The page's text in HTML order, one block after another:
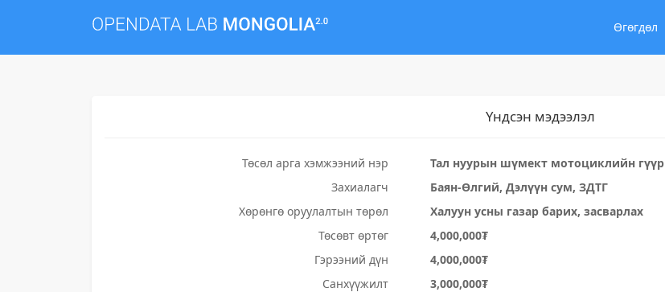
Өгөгдөл
Үндсэн мэдээлэл
Төсөл арга хэмжээний нэр
Тал нуурын шүмект мотоциклийн гүүр
Захиалагч
Баян-Өлгий, Дэлүүн сум, ЗДТГ
Хөрөнгө оруулалтын төрөл
Халуун усны газар барих, засварлах
Төсөвт өртөг
4,000,000₮
Гэрээний дүн
4,000,000₮
Санхүүжилт
3,000,000₮